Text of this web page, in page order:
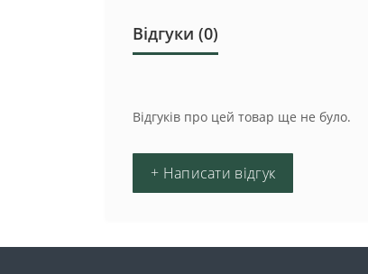
Відгуки (0)
Відгуків про цей товар ще не було.
+ Написати відгук